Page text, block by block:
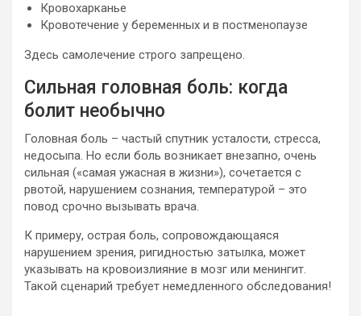
Кровохарканье
Кровотечение у беременных и в постменопаузе
Здесь самолечение строго запрещено.
Сильная головная боль: когда
болит необычно
Головная боль – частый спутник усталости, стресса,
недосыпа. Но если боль возникает внезапно, очень
сильная («самая ужасная в жизни»), сочетается с
рвотой, нарушением сознания, температурой – это
повод срочно вызывать врача.
К примеру, острая боль, сопровождающаяся
нарушением зрения, ригидностью затылка, может
указывать на кровоизлияние в мозг или менингит.
Такой сценарий требует немедленного обследования!